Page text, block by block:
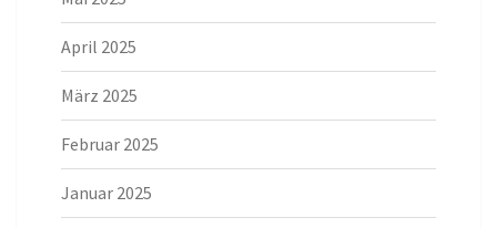
April 2025
März 2025
Februar 2025
Januar 2025